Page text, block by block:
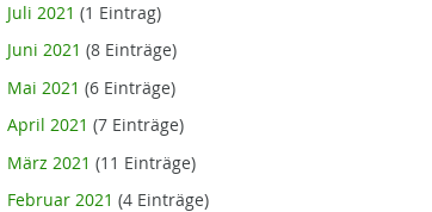
Juli 2021 (1 Eintrag)
Juni 2021 (8 Einträge)
Mai 2021 (6 Einträge)
April 2021 (7 Einträge)
März 2021 (11 Einträge)
Februar 2021 (4 Einträge)